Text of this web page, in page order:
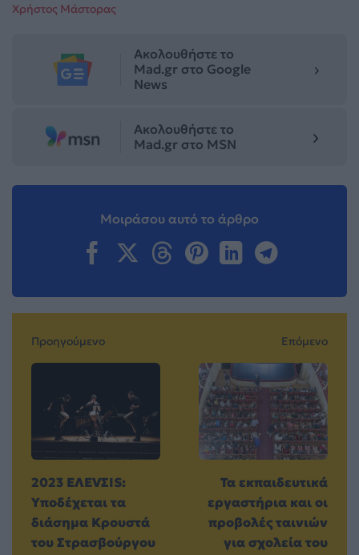
Χρήστος Μάστορας
Ακολουθήστε το
Mad.gr στο Google
News
Ακολουθήστε το
Mad.gr στο MSN
Μοιράσου αυτό το άρθρο
Προηγούμενο
2023 EΛEVΣIS:
Υποδέχεται τα
διάσημα Κρουστά
του Στρασβούργου
Επόμενο
Τα εκπαιδευτικά
εργαστήρια και οι
προβολές ταινιών
για σχολεία του